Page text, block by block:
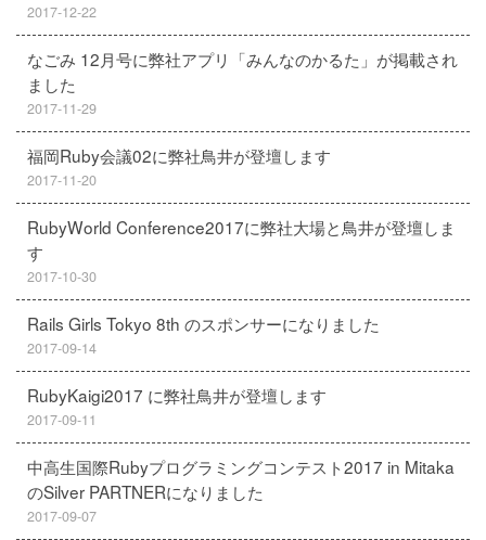
2017-12-22
なごみ 12月号に弊社アプリ「みんなのかるた」が掲載され
ました
2017-11-29
福岡Ruby会議02に弊社鳥井が登壇します
2017-11-20
RubyWorld Conference2017に弊社大場と鳥井が登壇しま
す
2017-10-30
Rails Girls Tokyo 8th のスポンサーになりました
2017-09-14
RubyKaigi2017 に弊社鳥井が登壇します
2017-09-11
中高生国際Rubyプログラミングコンテスト2017 in Mitaka
のSilver PARTNERになりました
2017-09-07